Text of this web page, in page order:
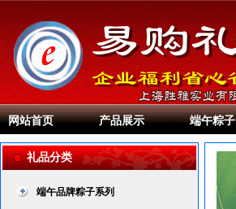
网站首页 产品展示 端午粽子
礼品分类
端午品牌粽子系列